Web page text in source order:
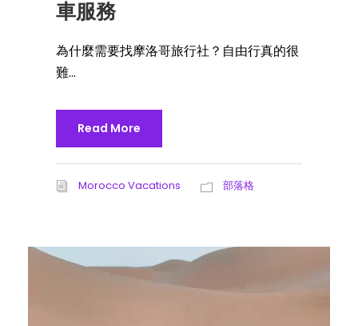
車服務
為什麼需要找摩洛哥旅行社？自由行真的很
難...
Read More
Morocco Vacations 部落格